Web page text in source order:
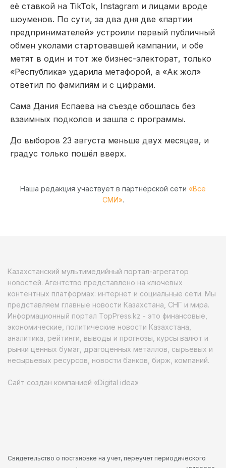
её ставкой на TikTok, Instagram и лицами вроде
шоуменов. По сути, за два дня две «партии
предпринимателей» устроили первый публичный
обмен уколами стартовавшей кампании, и обе
метят в один и тот же бизнес-электорат, только
«Республика» ударила метафорой, а «Ак жол»
ответил по фамилиям и с цифрами.
Сама Дания Еспаева на съезде обошлась без
взаимных подколов и зашла с программы.
До выборов 23 августа меньше двух месяцев, и
градус только пошёл вверх.
Наша редакция участвует в партнёрской сети «Все
СМИ».
Казахстанский мультимедийный портал-агрегатор
новостей. Агентство представлено на ключевых
контентных платформах: интернет и социальные сети. Мы
представляем главные новости Казахстана, СНГ и мира.
Информационный портал TopPress.kz - это финансовые,
экономические, политические новости Казахстана,
аналитика, рейтинги, выводы и прогнозы, курсы валют и
рынки ценных бумаг, драгоценных металлов, сырьевых и
несырьевых ресурсов, новости банков, бирж, компаний.
Сайт создан компанией «Digital idea»
Свидетельство о постановке на учет, переучет периодического